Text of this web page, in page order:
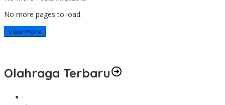
No more pages to load.
View More
Olahraga Terbaru